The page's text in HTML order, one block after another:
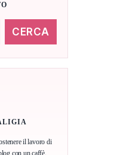
il lavoro di
con un caffè.